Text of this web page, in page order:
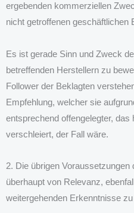
ergebenden kommerziellen
nicht getroffenen geschäftlichen
Es ist gerade Sinn und Zweck
betreffenden Herstellern zu
Follower der Beklagten
Empfehlung, welcher sie
entsprechend offengelegter,
verschleiert, der Fall wäre.
2. Die übrigen
überhaupt von Relevanz,
weitergehenden Erkenntnisse